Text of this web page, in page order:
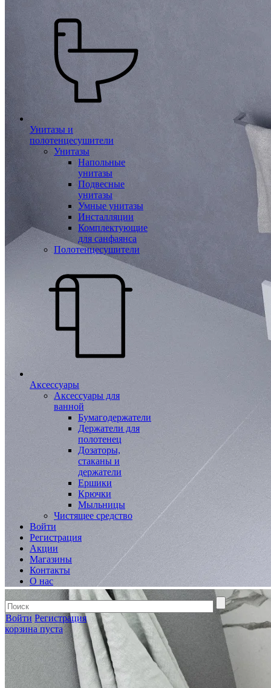
Унитазы и
полотенцесушители
Унитазы
Напольные
унитазы
Подвесные
унитазы
Умные унитазы
Инсталляции
Комплектующие
для санфаянса
Полотенцесушители
Аксессуары
Аксессуары для
ванной
Бумагодержатели
Держатели для
полотенец
Дозаторы,
стаканы и
держатели
Ершики
Крючки
Мыльницы
Чистящее средство
Войти
Регистрация
Акции
Магазины
Контакты
О нас
Войти Регистрация
корзина пуста